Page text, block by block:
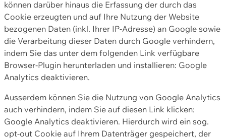
können darüber hinaus die Erfassung der durch das
Cookie erzeugten und auf Ihre Nutzung der Website
bezogenen Daten (inkl. Ihrer IP-Adresse) an Google sowie
die Verarbeitung dieser Daten durch Google verhindern,
indem Sie das unter dem folgenden Link verfügbare
Browser-Plugin herunterladen und installieren: Google
Analytics deaktivieren.
Ausserdem können Sie die Nutzung von Google Analytics
auch verhindern, indem Sie auf diesen Link klicken:
Google Analytics deaktivieren. Hierdurch wird ein sog.
opt-out Cookie auf Ihrem Datenträger gespeichert, der